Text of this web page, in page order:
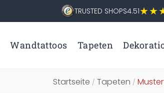
TRUSTED SHOPS4.51
Wandtattoos Tapeten
Startseite / Tapeten /